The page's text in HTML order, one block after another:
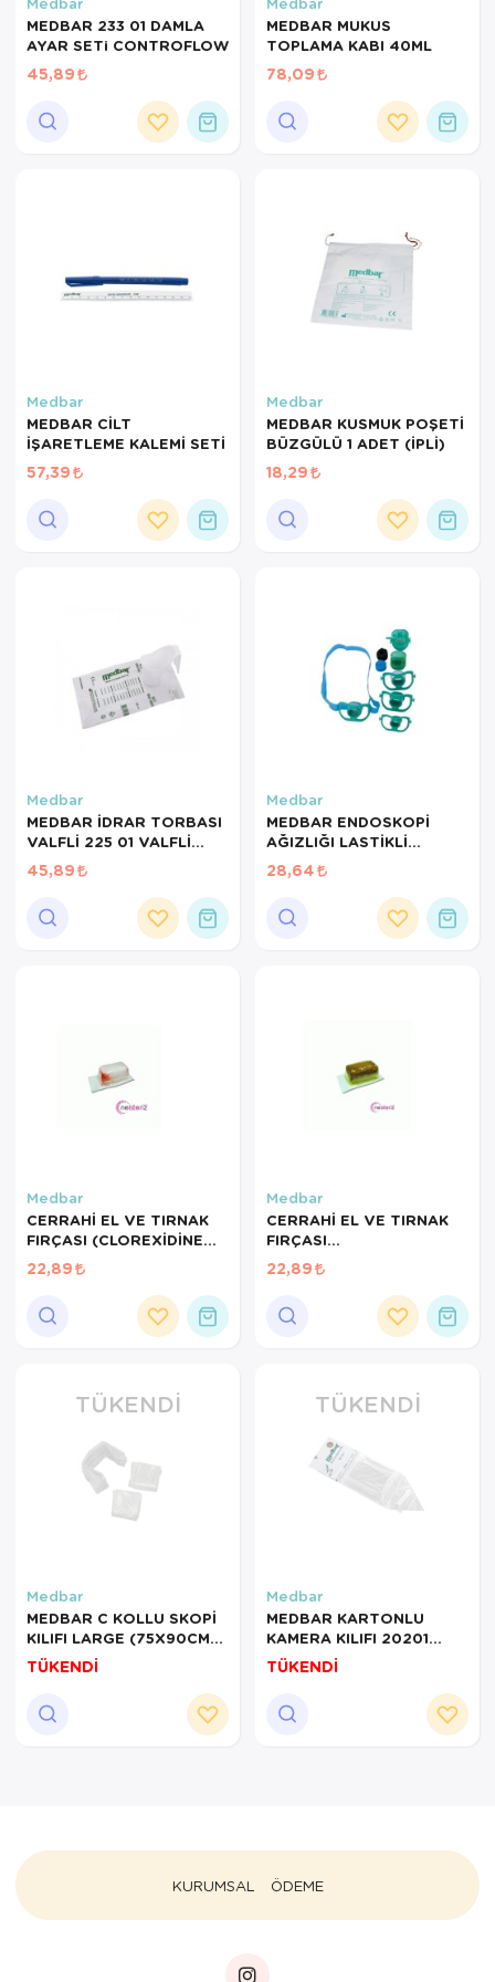
Tansiyon
Tansiyon
Tıbbi Cihazlar
Hasta Bakım Ürünleri
Hasta Bakım Ürünleri
Hava nemlendirici
Kişisel Bakım ve Sağlık
Ortopedi Ürünleri
Ortopedi Ürünleri
Ortopedi Ürünleri
Ortopedi Ürünleri
Ortopedi Ürünleri
Sarf Malzemeleri
Yara Bakım Ürünleri
MEDBAR 233 01 DAMLA
AYAR SETi CONTROFLOW
45,89
MEDBAR MUKUS
TOPLAMA KABI 40ML
78,09
Medbar
MEDBAR CİLT
İŞARETLEME KALEMİ SETİ
57,39
Medbar
MEDBAR KUSMUK POŞETİ
BÜZGÜLÜ 1 ADET (İPLİ)
18,29
Medbar
MEDBAR İDRAR TORBASI
VALFLİ 225 01 VALFLİ
İDRAR TORBASI BEYAZ
45,89
Medbar
MEDBAR ENDOSKOPİ
AĞIZLIĞI LASTİKLİ
YETİŞKİN
28,64
Medbar
CERRAHİ EL VE TIRNAK
FIRÇASI (CLOREXİDİNE
%4)
22,89
Medbar
CERRAHİ EL VE TIRNAK
FIRÇASI
(BATİKONLU)POVİLON
22,89
TÜKENDI
Medbar
MEDBAR C KOLLU SKOPİ
KILIFI LARGE (75X90CM)
2Lİ
TÜKENDİ
TÜKENDI
Medbar
MEDBAR KARTONLU
KAMERA KILIFI 20201
14CM X 250CM
TÜKENDİ
KURUMSAL ÖDEME